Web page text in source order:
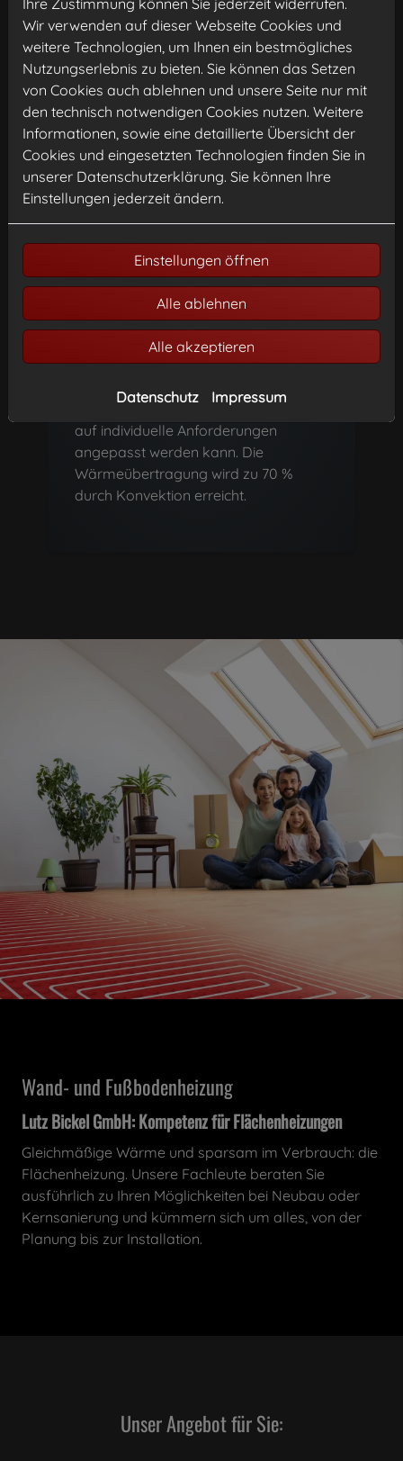
Wärmeübertragung durch
Strahlungswärme statt.
Gliederheizkörper
Der klassische Heizkörper, bestehend
aus genormten Gliedern. Eine günstige
Form des Heizkörpers, die optimal
auf individuelle Anforderungen
angepasst werden kann. Die
Wärmeübertragung wird zu 70 %
durch Konvektion erreicht.
Wand- und Fußbodenheizung
Lutz Bickel GmbH: Kompetenz für Flächenheizungen
Gleichmäßige Wärme und sparsam im Verbrauch: die
Flächenheizung. Unsere Fachleute beraten Sie
ausführlich zu Ihren Möglichkeiten bei Neubau oder
Kernsanierung und kümmern sich um alles, von der
Planung bis zur Installation.
Unser Angebot für Sie:
Wir verwenden auf dieser Webseite Cookies und
weitere Technologien, um Ihnen ein bestmögliches
Nutzungserlebnis zu bieten. Sie können das Setzen
von Cookies auch ablehnen und unsere Seite nur mit
den technisch notwendigen Cookies nutzen. Weitere
Informationen, sowie eine detaillierte Übersicht der
Cookies und eingesetzten Technologien finden Sie in
unserer Datenschutzerklärung. Sie können Ihre
Einstellungen jederzeit ändern.
Einstellungen öffnen
Alle ablehnen
Alle akzeptieren
Datenschutz Impressum